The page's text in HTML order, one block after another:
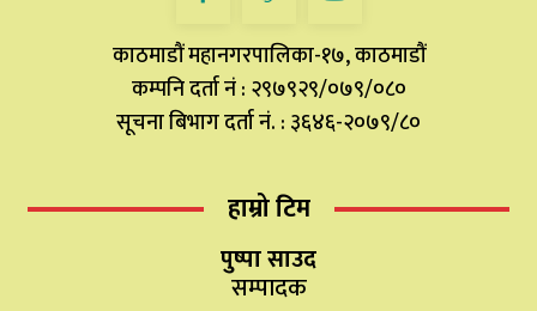
काठमाडौं महानगरपालिका-१७, काठमाडौं
कम्पनि दर्ता नं : २९७९२९/०७९/०८०
सूचना बिभाग दर्ता नं. : ३६४६-२०७९/८०
हाम्रो टिम
पुष्पा साउद
सम्पादक